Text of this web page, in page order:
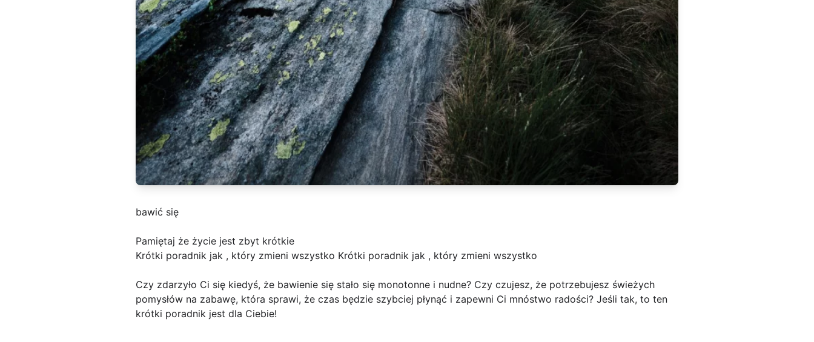
bawić się
Pamiętaj że życie jest zbyt krótkie
Krótki poradnik jak , który zmieni wszystko Krótki poradnik jak , który zmieni wszystko
Czy zdarzyło Ci się kiedyś, że bawienie się stało się monotonne i nudne? Czy czujesz, że potrzebujesz świeżych
pomysłów na zabawę, która sprawi, że czas będzie szybciej płynąć i zapewni Ci mnóstwo radości? Jeśli tak, to ten
krótki poradnik jest dla Ciebie!